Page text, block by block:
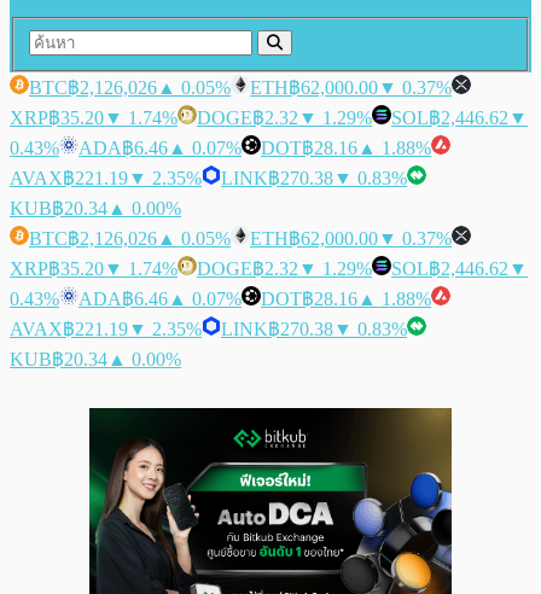
BTC฿2,126,026 ▲ 0.05% ETH฿62,000.00▼ 0.37%
XRP฿35.20▼ 1.74% DOGE฿2.32 ▼ 1.29% SOL฿2,446.62 ▼
0.43%
ADA฿6.46 ▲ 0.07% DOT฿28.16 ▲ 1.88%
AVAX฿221.19▼ 2.35% LINK฿270.38▼ 0.83%
KUB฿20.34 ▲ 0.00%
BTC฿2,126,026 ▲ 0.05% ETH฿62,000.00▼ 0.37%
XRP฿35.20▼ 1.74% DOGE฿2.32 ▼ 1.29% SOL฿2,446.62 ▼
0.43%
ADA฿6.46 ▲ 0.07% DOT฿28.16 ▲ 1.88%
AVAX฿221.19▼ 2.35% LINK฿270.38▼ 0.83%
KUB฿20.34 ▲ 0.00%